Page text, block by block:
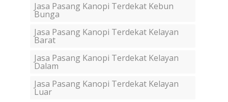
Jasa Pasang Kanopi Terdekat Kebun
Bunga
Jasa Pasang Kanopi Terdekat Kelayan
Barat
Jasa Pasang Kanopi Terdekat Kelayan
Dalam
Jasa Pasang Kanopi Terdekat Kelayan
Luar